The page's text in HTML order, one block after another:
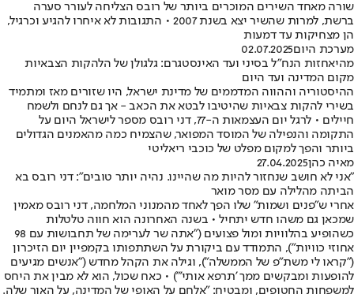
שורה מאחד השירים המוכרים ביותר של רובס הצליחה לעורר סערה
ברשת, למרות שהשיר יצא בשנת 2007 • התגובות לא איחרו להגיע וכרגיל,
הן מצחיקות עד דמעות
מערכת היום02.07.2025
מהיאחזות הנח"ל בסיני ועד האינסטגרם: גלגולן של הלהקות הצבאיות
מקום המדינה ועד היום
ההיסטוריה וההווה המדממים של מדינת ישראל, היו שזורים מאז ומתמיד
בשירי להקות צבאיות שהיטיבו לבטא את הכאב - אך גם לנחם ולשמח
חיילים • לרגל יום העצמאות ה-77, דני רובס מספר לישראל היום על
התקומה והנפילה של המוסד המפואר, שהצמיח כמה מהאמנים הגדולים
ביותר והפך למקום מפלט של כוכבי ריאליטי
מאיה כהן27.04.2025
"אני לא חושב שנחזור להיות מה שהיינו. נהיה יותר טובים": דני רובס בא
הביתה מהלילה עם מסר מואר
אחרי ש"פנים ושמות" שלו הפך לאחד מהמנוני המלחמה, דני רובס מאמין
שמכאן גם משהו חדש יתחיל • בשנה האחרונה הוא חווה טלטלות
כשהופיע בהלוויות ומול פצועים ("אתה שר לערימה של תחבושות עם 98
אחוזי כוויות"), התמודד עם ביקורת על השתתפותו בקמפיין יום הזיכרון
("קראו לי משת"פ של הממשלה"), וגילה את הקהל מחדש ("אנשים מגיעים
להופעות ומבקשים ממך 'תרפא אותי'") • כאח שכול, הוא לא מבין את היחס
למשפחות החטופים, ומבטיח: "אלחם על האופי של המדינה, על האור שלה.